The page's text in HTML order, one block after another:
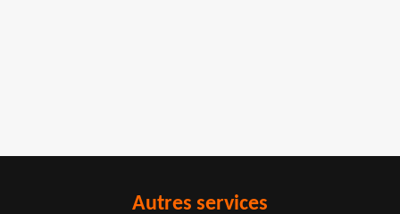
Autres services